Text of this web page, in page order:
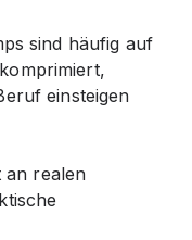
sind häufig auf
einsteigen
an realen